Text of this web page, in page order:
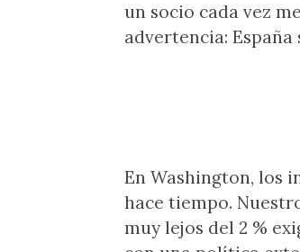
un socio cada vez
advertencia:
En Washington, los
hace tiempo.
muy lejos del 2 %